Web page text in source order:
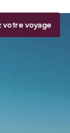
votre voyage